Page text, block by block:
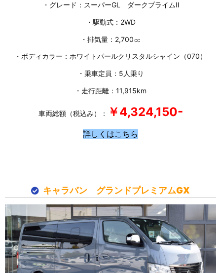
・グレード：スーパーGL ダークプライムⅡ
・駆動式：2WD
・排気量：2,700㏄
・ボディカラー：ホワイトパールクリスタルシャイン（070）
・乗車定員：5人乗り
・走行距離：11,915km
車両総額（税込み）： ￥4,324,150-
詳しくはこちら
キャラバン グランドプレミアムGX